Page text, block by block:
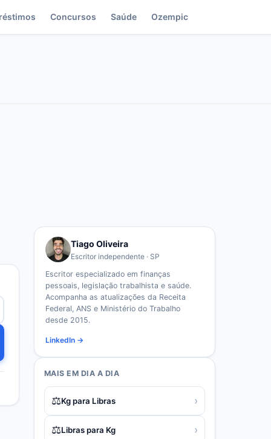
Concursos Saúde Ozempic
Tiago Oliveira
Escritor independente · SP
Escritor especializado em finanças
pessoais, legislação trabalhista e saúde.
Acompanha as atualizações da Receita
Federal, ANS e Ministério do Trabalho
desde 2015.
LinkedIn →
MAIS EM DIA A DIA
⚖️Kg para Libras ›
⚖️Libras para Kg ›